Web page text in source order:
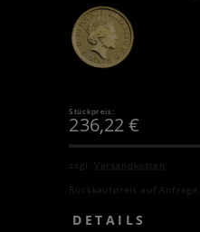
Stückpreis:
236,22€
zzgl.Versandkosten
Rückkaufpreis auf Anfrage.
DETAILS